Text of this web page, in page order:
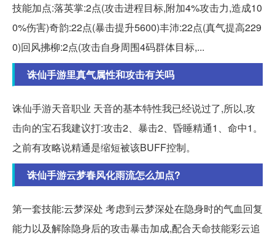
技能加点:落英掌:2点(攻击进程目标,附加4%攻击力,造成10
0%伤害)奇韵:22点(暴击提升5600)丰沛:22点(真气提高229
0)回风拂柳:2点(攻击自身周围4码群体目标,...
诛仙手游里真气属性和攻击有关吗
诛仙手游天音职业 天音的基本特性我已经说过了,所以,攻
击向的宝石我建议打:攻击2、暴击2、昏睡精通1、命中1。
之前有攻略说精通是缩短被该BUFF控制。
诛仙手游云梦春风化雨流怎么加点?
第一套技能:云梦深处 考虑到云梦深处在隐身时的气血回复
能力以及解除隐身后的攻击暴击加成,配合天命技能彩云追